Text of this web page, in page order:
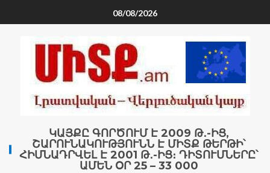
08/08/2026
ԿԱՅՔԸ ԳՈՐԾՈՒՄ Է 2009 Թ․-ԻՑ,
ՇԱՐՈՒՆԱԿՈՒԹՅՈՒՆՆ Է ՄԻՏՔ ԹԵՐԹԻ՝
ՀԻՄՆԱԴՐՎԵԼ Է 2001 Թ․-ԻՑ։ ԴԻՏՈՒՄՆԵՐԸ՝
ԱՄԵՆ ՕՐ 25 – 33 000